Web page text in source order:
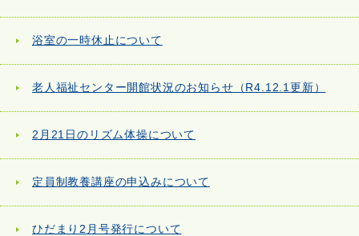
浴室の一時休止について
老人福祉センター開館状況のお知らせ（R4.12.1更新）
2月21日のリズム体操について
定員制教養講座の申込みについて
ひだまり2月号発行について